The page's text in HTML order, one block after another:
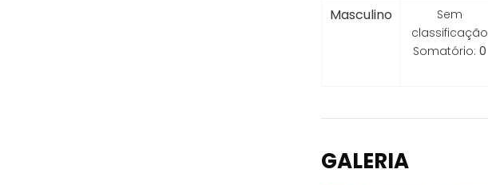
Masculino
Sem
classificação
Somatório: 0
GALERIA